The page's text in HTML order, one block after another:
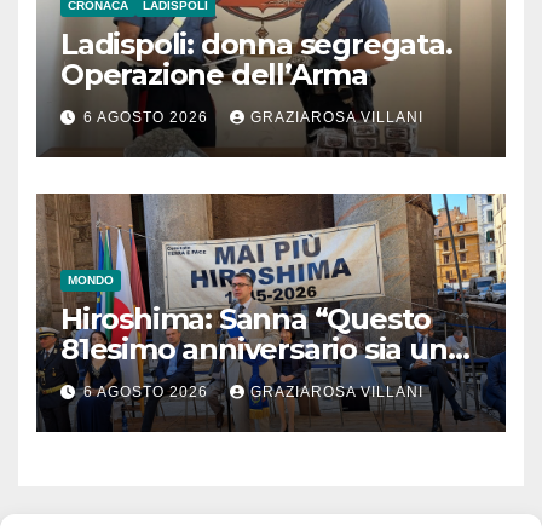
CRONACA LADISPOLI
Ladispoli: donna segregata.
Operazione dell’Arma
6 AGOSTO 2026 GRAZIAROSA VILLANI
MONDO
Hiroshima: Sanna “Questo
81esimo anniversario sia un
monito per tutti”
6 AGOSTO 2026 GRAZIAROSA VILLANI